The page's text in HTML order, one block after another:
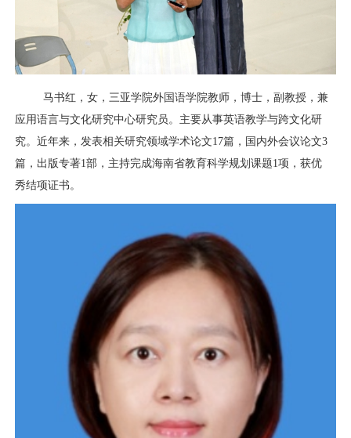
马书红，女，三亚学院外国语学院教师，博士，副教授，兼
应用语言与文化研究中心研究员。主要从事英语教学与跨文化研
究。近年来，发表相关研究领域学术论文17篇，国内外会议论文3
篇，出版专著1部，主持完成海南省教育科学规划课题1项，获优
秀结项证书。